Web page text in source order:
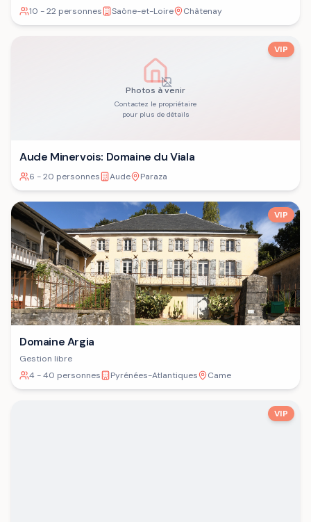
10 - 22 personnes
Saône-et-Loire Châtenay
Photos à venir
Contactez le propriétaire
pour plus de détails
VIP
Aude Minervois: Domaine du Viala
6 - 20 personnes Aude Paraza
VIP
Domaine Argia
Gestion libre
4 - 40 personnes
Pyrénées-Atlantiques Came
VIP